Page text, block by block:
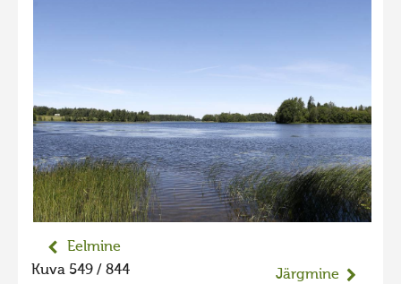
VANEMAD KUVAVÕISTLUSED
Hiite kuvavõistlus 2025
Hiite kuvavõistlus 2025 lisa
Liikuvad kuvad 2025
Eelmine
Kuva 549 / 844
Järgmine